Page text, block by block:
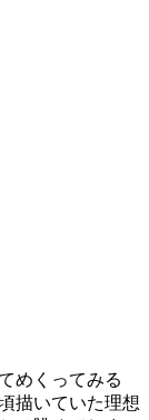
めくってみる
描いていた理想